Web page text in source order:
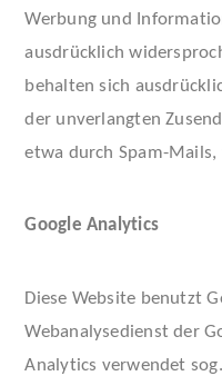
Werbung und
ausdrücklich
behalten sich
der unverlangten
etwa durch Spam-Mails,
Google Analytics
Diese Website benutzt
Webanalysedienst der
Analytics verwendet